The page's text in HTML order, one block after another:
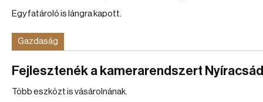
Egy fatároló is lángra kapott.
Gazdaság
Fejlesztenék a kamerarendszert
Több eszközt is vásárolnának.